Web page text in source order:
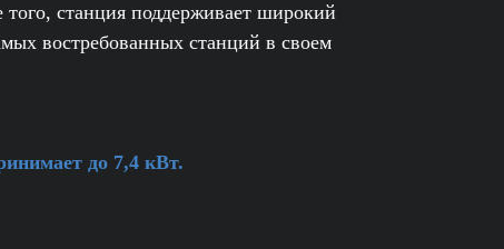
станция поддерживает широкий
востребованных станций в своем
до 7,4 кВт.